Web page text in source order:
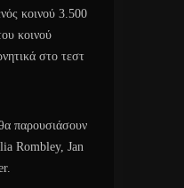
κοινού 3.500
κοινού
στο τεστ
παρουσιάσουν
Rombley, Jan